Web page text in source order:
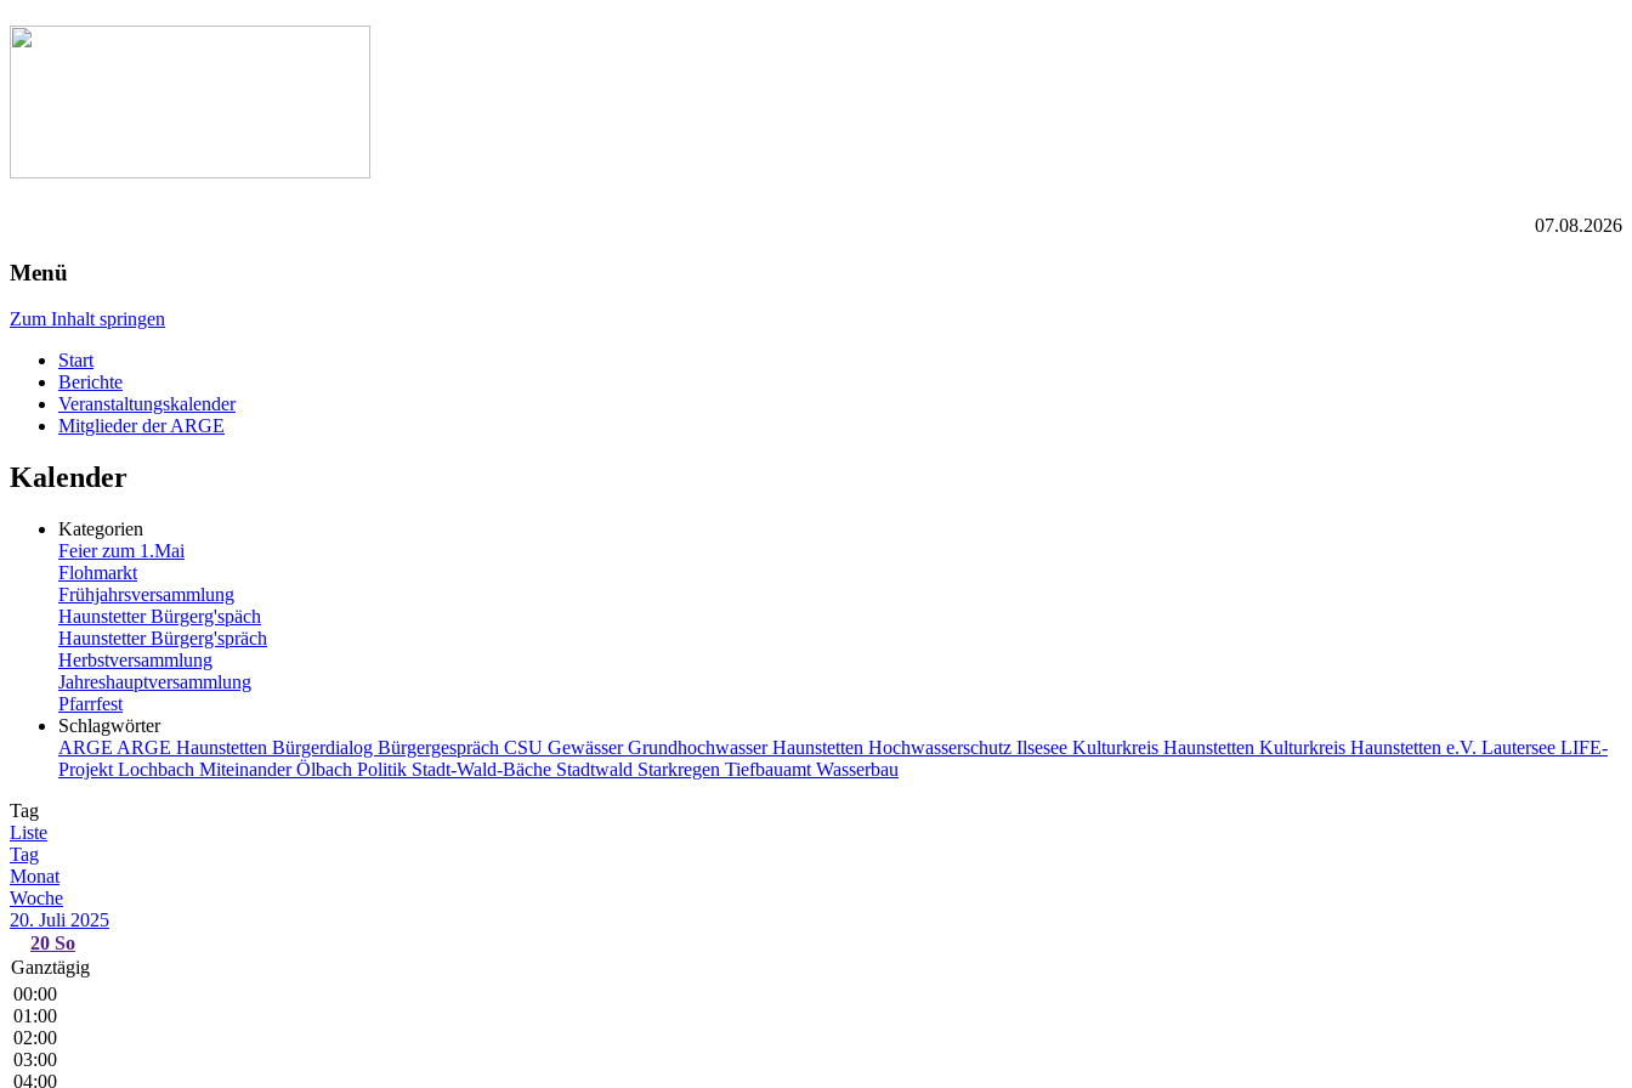
07.08.2026
Menü
Zum Inhalt springen
Start
Berichte
Veranstaltungskalender
Mitglieder der ARGE
Kalender
Kategorien
Feier zum 1.Mai
Flohmarkt
Frühjahrsversammlung
Haunstetter Bürgerg'späch
Haunstetter Bürgerg'spräch
Herbstversammlung
Jahreshauptversammlung
Pfarrfest
Schlagwörter
ARGE ARGE Haunstetten Bürgerdialog Bürgergespräch CSU GewässerGrundhochwasserHaunstetten Hochwasserschutz Ilsesee Kulturkreis Haunstetten Kulturkreis Haunstetten e.V. Lautersee LIFE-
Projekt Lochbach MiteinanderÖlbach Politik Stadt-Wald-Bäche Stadtwald Starkregen Tiefbauamt Wasserbau
Tag
Liste
Tag
Monat
Woche
20. Juli 2025
20 So
Ganztägig
00:00
01:00
02:00
03:00
04:00